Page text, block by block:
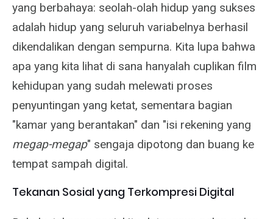
yang berbahaya: seolah-olah hidup yang sukses
adalah hidup yang seluruh variabelnya berhasil
dikendalikan dengan sempurna. Kita lupa bahwa
apa yang kita lihat di sana hanyalah cuplikan film
kehidupan yang sudah melewati proses
penyuntingan yang ketat, sementara bagian
"kamar yang berantakan" dan "isi rekening yang
megap-megap" sengaja dipotong dan buang ke
tempat sampah digital.
Tekanan Sosial yang Terkompresi Digital